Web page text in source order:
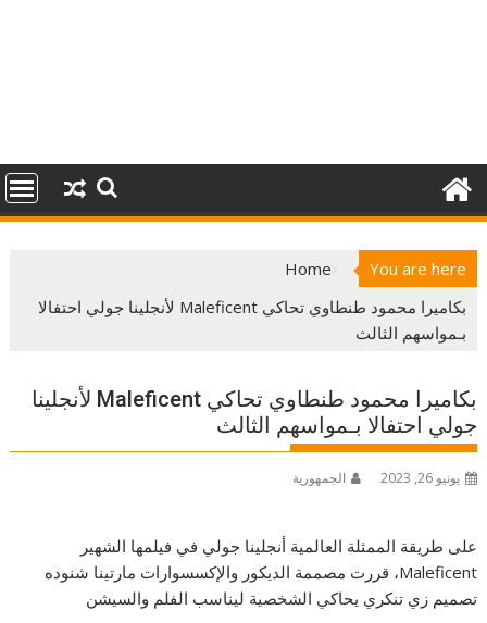
You are here
Home
بكاميرا محمود طنطاوي تحاكي Maleficent لأنجلينا جولي احتفالا
بـمواسهم الثالث
بكاميرا محمود طنطاوي تحاكي Maleficent لأنجلينا
جولي احتفالا بـمواسهم الثالث
يونيو 26, 2023 الجمهورية
على طريقة الممثلة العالمية أنجلينا جولي في فيلمها الشهير
Maleficent، قررت مصممة الديكور والإكسسوارات مارتينا شنوده
تصميم زي تنكري يحاكي الشخصية ليناسب الفلم والسيشن